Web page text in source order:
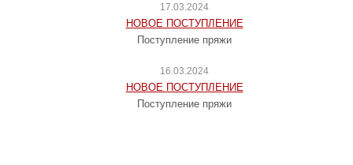
17.03.2024
НОВОЕ ПОСТУПЛЕНИЕ
Поступление пряжи
16.03.2024
НОВОЕ ПОСТУПЛЕНИЕ
Поступление пряжи